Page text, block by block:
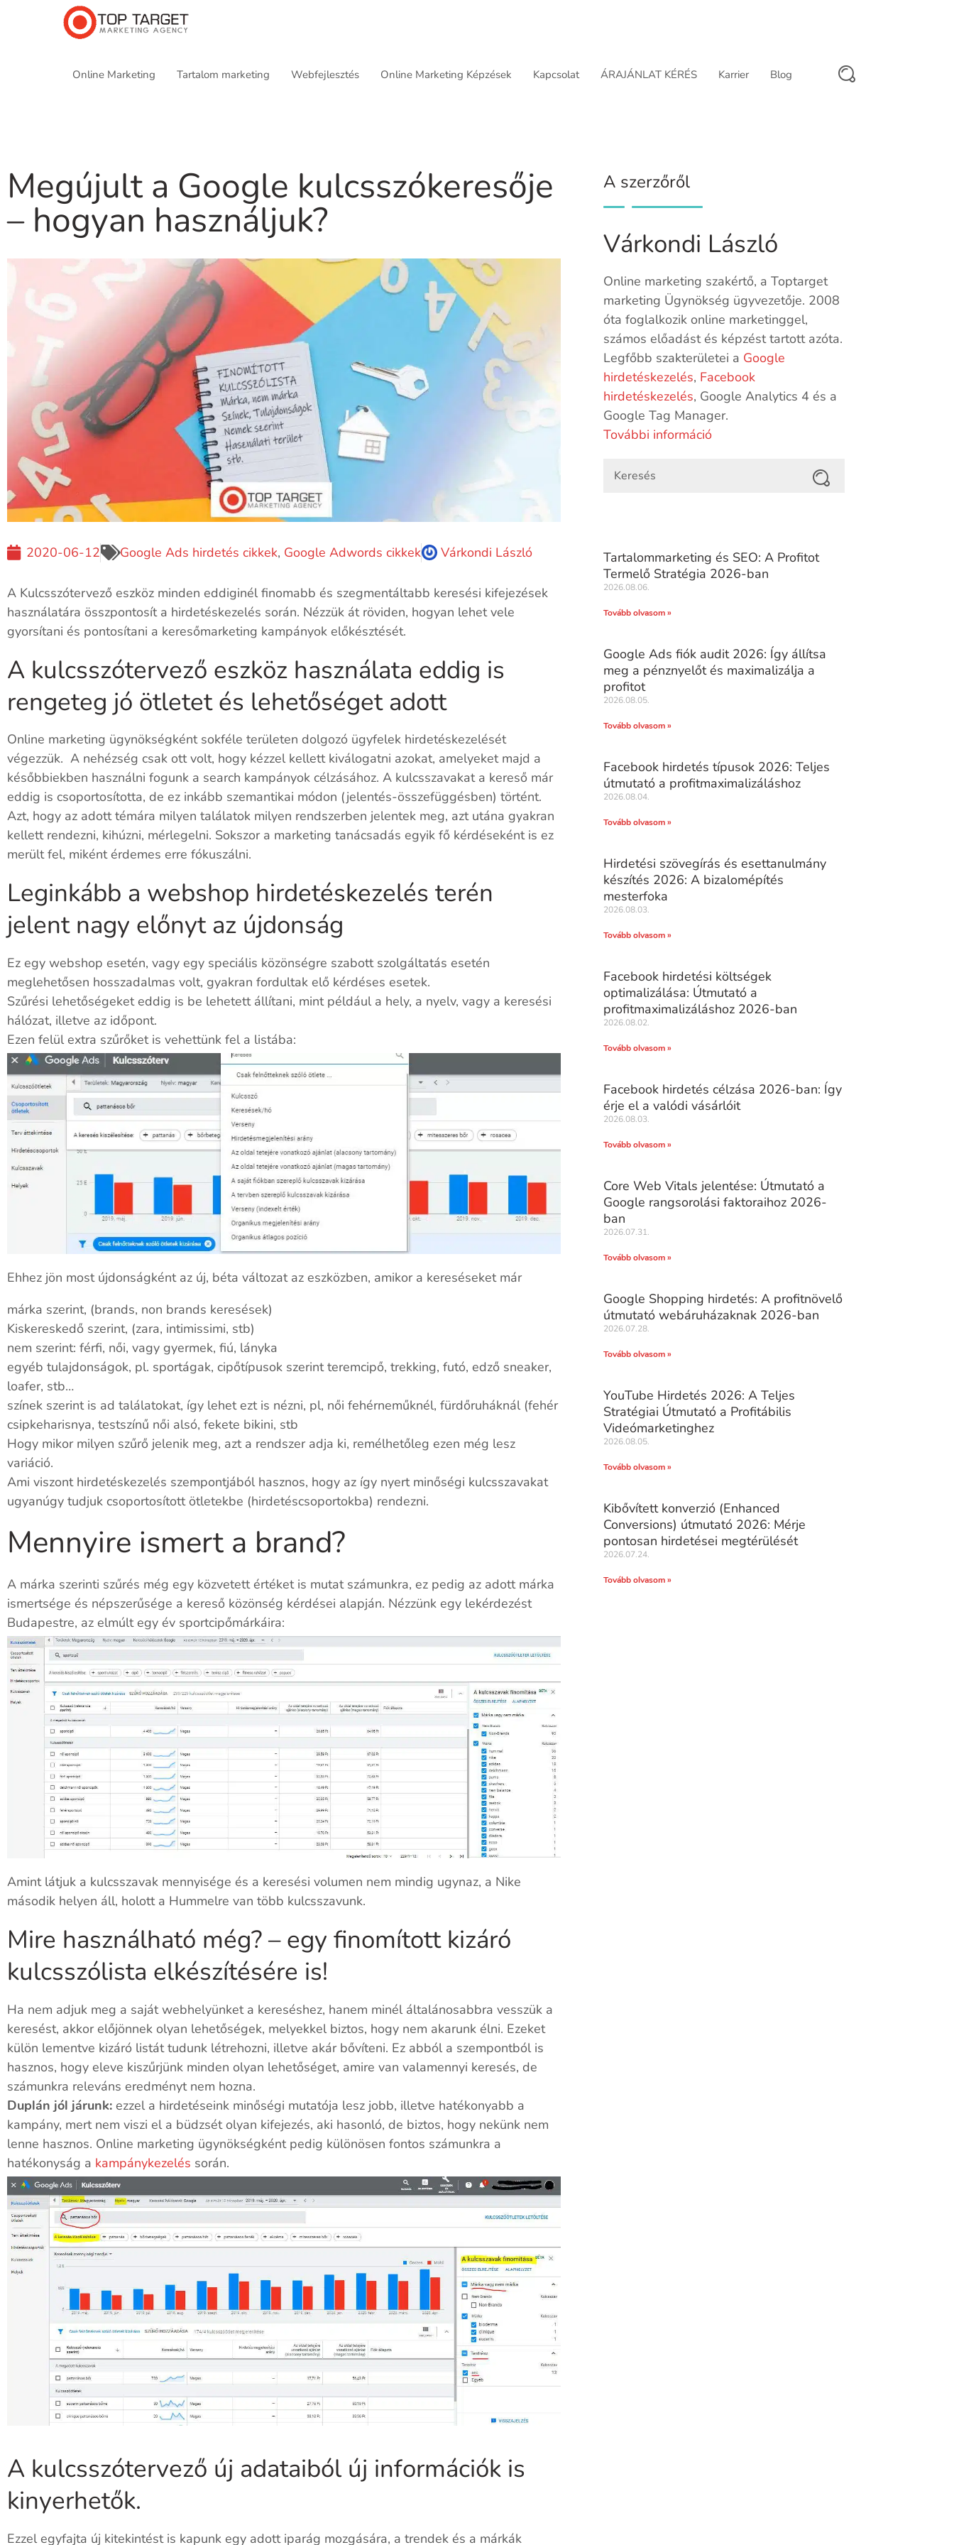
Online Marketing Tartalom marketing Webfejlesztés Online Marketing Képzések Kapcsolat ÁRAJÁNLAT KÉRÉS Karrier Blog
Megújult a Google kulcsszókeresője
– hogyan használjuk?
2020-06-12 Google Ads hirdetés cikkek, Google Adwords cikkek Várkondi László
A Kulcsszótervező eszköz minden eddiginél finomabb és szegmentáltabb keresési kifejezések
használatára összpontosít a hirdetéskezelés során. Nézzük át röviden, hogyan lehet vele
gyorsítani és pontosítani a keresőmarketing kampányok előkésztését.
A kulcsszótervező eszköz használata eddig is
rengeteg jó ötletet és lehetőséget adott
Online marketing ügynökségként sokféle területen dolgozó ügyfelek hirdetéskezelését
végezzük. A nehézség csak ott volt, hogy kézzel kellett kiválogatni azokat, amelyeket majd a
későbbiekben használni fogunk a search kampányok célzásához. A kulcsszavakat a kereső már
eddig is csoportosította, de ez inkább szemantikai módon (jelentés-összefüggésben) történt.
Azt, hogy az adott témára milyen találatok milyen rendszerben jelentek meg, azt utána gyakran
kellett rendezni, kihúzni, mérlegelni. Sokszor a marketing tanácsadás egyik fő kérdéseként is ez
merült fel, miként érdemes erre fókuszálni.
Leginkább a webshop hirdetéskezelés terén
jelent nagy előnyt az újdonság
Ez egy webshop esetén, vagy egy speciális közönségre szabott szolgáltatás esetén
meglehetősen hosszadalmas volt, gyakran fordultak elő kérdéses esetek.
Szűrési lehetőségeket eddig is be lehetett állítani, mint például a hely, a nyelv, vagy a keresési
hálózat, illetve az időpont.
Ezen felül extra szűrőket is vehettünk fel a listába:
Ehhez jön most újdonságként az új, béta változat az eszközben, amikor a kereséseket már
márka szerint, (brands, non brands keresések)
Kiskereskedő szerint, (zara, intimissimi, stb)
nem szerint: férfi, női, vagy gyermek, fiú, lányka
egyéb tulajdonságok, pl. sportágak, cipőtípusok szerint teremcipő, trekking, futó, edző sneaker,
loafer, stb…
színek szerint is ad találatokat, így lehet ezt is nézni, pl, női fehérneműknél, fürdőruháknál (fehér
csipkeharisnya, testszínű női alsó, fekete bikini, stb
Hogy mikor milyen szűrő jelenik meg, azt a rendszer adja ki, remélhetőleg ezen még lesz
variáció.
Ami viszont hirdetéskezelés szempontjából hasznos, hogy az így nyert minőségi kulcsszavakat
ugyanúgy tudjuk csoportosított ötletekbe (hirdetéscsoportokba) rendezni.
Mennyire ismert a brand?
A márka szerinti szűrés még egy közvetett értéket is mutat számunkra, ez pedig az adott márka
ismertsége és népszerűsége a kereső közönség kérdései alapján. Nézzünk egy lekérdezést
Budapestre, az elmúlt egy év sportcipőmárkáira:
Amint látjuk a kulcsszavak mennyisége és a keresési volumen nem mindig ugynaz, a Nike
második helyen áll, holott a Hummelre van több kulcsszavunk.
Mire használható még? – egy finomított kizáró
kulcsszólista elkészítésére is!
Ha nem adjuk meg a saját webhelyünket a kereséshez, hanem minél általánosabbra vesszük a
keresést, akkor előjönnek olyan lehetőségek, melyekkel biztos, hogy nem akarunk élni. Ezeket
külön lementve kizáró listát tudunk létrehozni, illetve akár bővíteni. Ez abból a szempontból is
hasznos, hogy eleve kiszűrjünk minden olyan lehetőséget, amire van valamennyi keresés, de
számunkra releváns eredményt nem hozna.
Duplán jól járunk: ezzel a hirdetéseink minőségi mutatója lesz jobb, illetve hatékonyabb a
kampány, mert nem viszi el a büdzsét olyan kifejezés, aki hasonló, de biztos, hogy nekünk nem
lenne hasznos. Online marketing ügynökségként pedig különösen fontos számunkra a
hatékonyság a kampánykezelés során.
A kulcsszótervező új adataiból új információk is
kinyerhetők.
Ezzel egyfajta új kitekintést is kapunk egy adott iparág mozgására, a trendek és a márkák
A szerzőről
Várkondi László
Online marketing szakértő, a Toptarget
marketing Ügynökség ügyvezetője. 2008
óta foglalkozik online marketinggel,
számos előadást és képzést tartott azóta.
Legfőbb szakterületei a Google
hirdetéskezelés, Facebook
hirdetéskezelés, Google Analytics 4 és a
Google Tag Manager.
További információ
Tartalommarketing és SEO: A Profitot
Termelő Stratégia 2026-ban
2026.08.06.
Tovább olvasom »
Google Ads fiók audit 2026: Így állítsa
meg a pénznyelőt és maximalizálja a
profitot
2026.08.05.
Tovább olvasom »
Facebook hirdetés típusok 2026: Teljes
útmutató a profitmaximalizáláshoz
2026.08.04.
Tovább olvasom »
Hirdetési szövegírás és esettanulmány
készítés 2026: A bizalomépítés
mesterfoka
2026.08.03.
Tovább olvasom »
Facebook hirdetési költségek
optimalizálása: Útmutató a
profitmaximalizáláshoz 2026-ban
2026.08.02.
Tovább olvasom »
Facebook hirdetés célzása 2026-ban: Így
érje el a valódi vásárlóit
2026.08.03.
Tovább olvasom »
Core Web Vitals jelentése: Útmutató a
Google rangsorolási faktoraihoz 2026-
ban
2026.07.31.
Tovább olvasom »
Google Shopping hirdetés: A profitnövelő
útmutató webáruházaknak 2026-ban
2026.07.28.
Tovább olvasom »
YouTube Hirdetés 2026: A Teljes
Stratégiai Útmutató a Profitábilis
Videómarketinghez
2026.08.05.
Tovább olvasom »
Kibővített konverzió (Enhanced
Conversions) útmutató 2026: Mérje
pontosan hirdetései megtérülését
2026.07.24.
Tovább olvasom »